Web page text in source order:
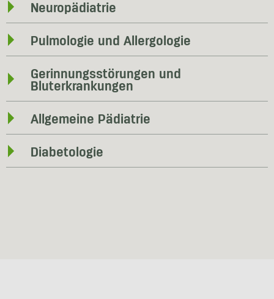
Neuropädiatrie
Pulmologie und Allergologie
Gerinnungsstörungen und
Bluterkrankungen
Allgemeine Pädiatrie
Diabetologie